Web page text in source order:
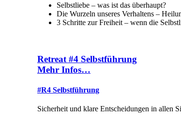
Selbstliebe – was ist das überhaupt?
Die Wurzeln unseres Verhaltens –
3 Schritte zur Freiheit – wenn die
Retreat #4 Selbstführung
Mehr Infos…
#R4 Selbstführung
Sicherheit und klare Entscheidungen in allen